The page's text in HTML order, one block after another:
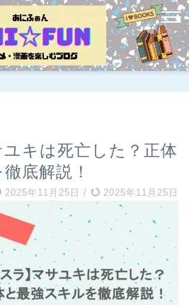
ユキは死亡した？正体
底解説！
2025年11月25日 / 2025年11月25日